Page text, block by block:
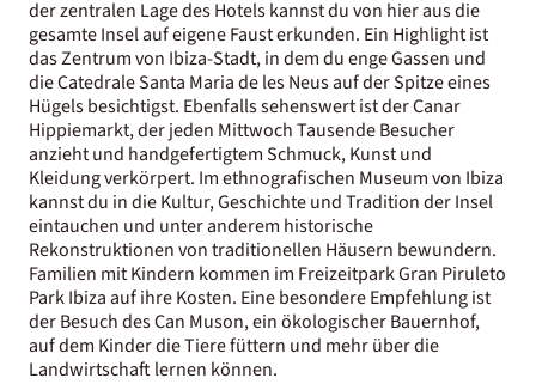
der zentralen Lage des Hotels kannst du von hier aus die
gesamte Insel auf eigene Faust erkunden. Ein Highlight ist
das Zentrum von Ibiza-Stadt, in dem du enge Gassen und
die Catedrale Santa Maria de les Neus auf der Spitze eines
Hügels besichtigst. Ebenfalls sehenswert ist der Canar
Hippiemarkt, der jeden Mittwoch Tausende Besucher
anzieht und handgefertigtem Schmuck, Kunst und
Kleidung verkörpert. Im ethnografischen Museum von Ibiza
kannst du in die Kultur, Geschichte und Tradition der Insel
eintauchen und unter anderem historische
Rekonstruktionen von traditionellen Häusern bewundern.
Familien mit Kindern kommen im Freizeitpark Gran Piruleto
Park Ibiza auf ihre Kosten. Eine besondere Empfehlung ist
der Besuch des Can Muson, ein ökologischer Bauernhof,
auf dem Kinder die Tiere füttern und mehr über die
Landwirtschaft lernen können.